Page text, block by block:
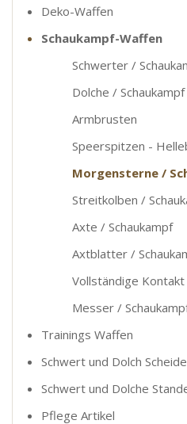
Deko-Waffen
Schaukampf-Waffen
Schwerter /
Dolche / Schaukampf
Armbrusten
Speerspitzen -
Morgensterne /
Streitkolben /
Axte / Schaukampf
Axtblatter /
Vollständige
Messer /
Trainings Waffen
Schwert und Dolch
Schwert und Dolche
Pflege Artikel